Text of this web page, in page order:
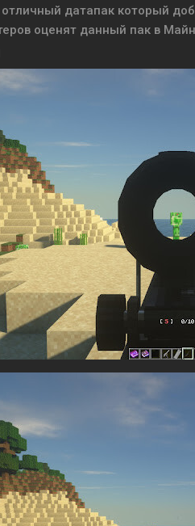
отличный датапак который
оценят данный пак в